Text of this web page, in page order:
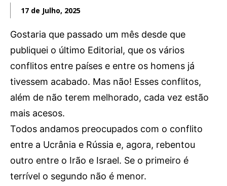
17 de Julho, 2025
Gostaria que passado um mês desde que
publiquei o último Editorial, que os vários
conflitos entre países e entre os homens já
tivessem acabado. Mas não! Esses conflitos,
além de não terem melhorado, cada vez estão
mais acesos.
Todos andamos preocupados com o conflito
entre a Ucrânia e Rússia e, agora, rebentou
outro entre o Irão e Israel. Se o primeiro é
terrível o segundo não é menor.